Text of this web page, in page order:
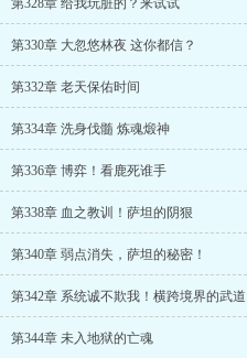
第328章 给我玩脏的？来试试
第330章 大忽悠林夜 这你都信？
第332章 老天保佑时间
第334章 洗身伐髓 炼魂煅神
第336章 博弈！看鹿死谁手
第338章 血之教训！萨坦的阴狠
第340章 弱点消失，萨坦的秘密！
第342章 系统诚不欺我！横跨境界的武道
第344章 未入地狱的亡魂